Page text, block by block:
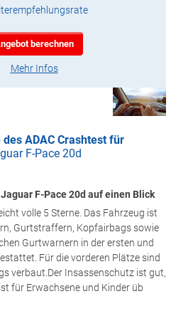
berechnen
Mehr Infos
des ADAC Crashtest für
F-Pace 20d
F-Pace 20d auf einen Blick
volle 5 Sterne. Das Fahrzeug ist
Gurtstraffern, Kopfairbags sowie
Gurtwarnern in der ersten und
Für die vorderen Plätze sind
verbaut.Der Insassenschutz ist gut,
für Erwachsene und Kinder üb